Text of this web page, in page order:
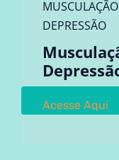
DEPRESSÃO
Acesse Aqui